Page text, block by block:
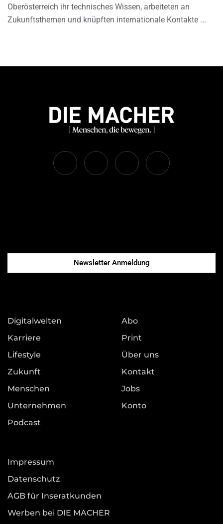
Oberösterreich ihr technisches Wissen, arbeiteten an
Zukunftsthemen und knüpften internationale Kontakte
Newsletter Anmeldung
Digitalwelten
Karriere
Lifestyle
Zukunft
Menschen
Unternehmen
Podcast
Abo
Print
Über uns
Kontakt
Jobs
Konto
Impressum
Datenschutz
AGB für Inseratkunden
Werben bei DIE MACHER